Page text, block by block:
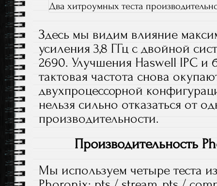
Два хитроумных теста
Здесь мы видим влияние
усиления 3,8 ГГц с двойной
2690. Улучшения Haswell IPC и
тактовая частота снова
двухпроцессорной
нельзя сильно отказаться от
производительности.
Производительность
Мы используем четыре теста